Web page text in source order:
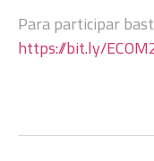
Para participar
https://bit.ly/